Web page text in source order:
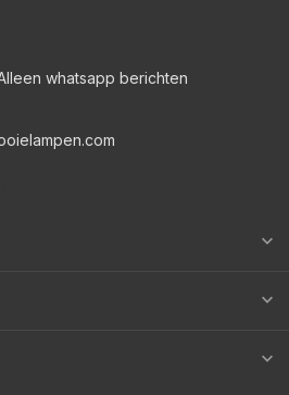
whatsapp berichten